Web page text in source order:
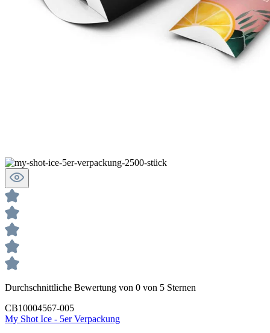
Durchschnittliche Bewertung von 0 von 5 Sternen
CB10004567-005
My Shot Ice - 5er Verpackung